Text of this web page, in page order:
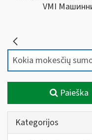
VMI
Paieška
Kategorijos